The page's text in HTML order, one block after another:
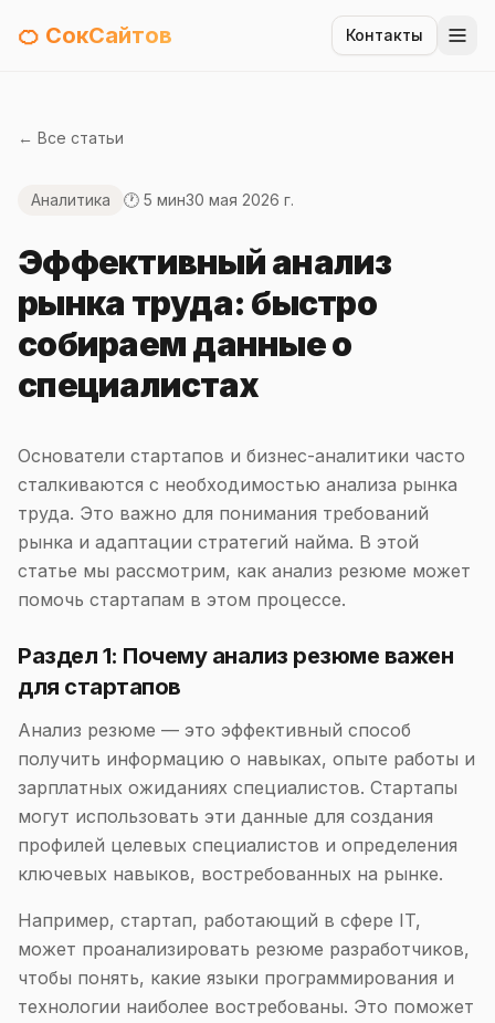
🍊 СокСайтов Контакты
← Все статьи
Аналитика 🕐 5 мин30 мая 2026 г.
Эффективный анализ
рынка труда: быстро
собираем данные о
специалистах
Основатели стартапов и бизнес-аналитики часто
сталкиваются с необходимостью анализа рынка
труда. Это важно для понимания требований
рынка и адаптации стратегий найма. В этой
статье мы рассмотрим, как анализ резюме может
помочь стартапам в этом процессе.
Раздел 1: Почему анализ резюме важен
для стартапов
Анализ резюме — это эффективный способ
получить информацию о навыках, опыте работы и
зарплатных ожиданиях специалистов. Стартапы
могут использовать эти данные для создания
профилей целевых специалистов и определения
ключевых навыков, востребованных на рынке.
Например, стартап, работающий в сфере IT,
может проанализировать резюме разработчиков,
чтобы понять, какие языки программирования и
технологии наиболее востребованы. Это поможет